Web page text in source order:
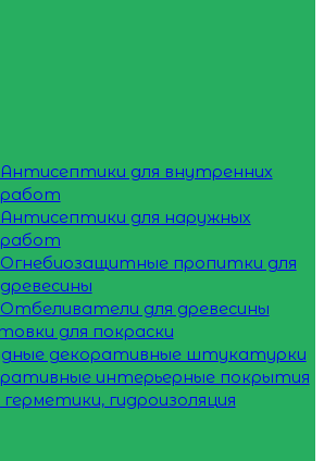
Антисептики для внутренних
работ
Антисептики для наружных
работ
Огнебиозащитные пропитки для
древесины
Отбеливатели для древесины
для покраски
декоративные штукатурки
интерьерные покрытия
герметики, гидроизоляция